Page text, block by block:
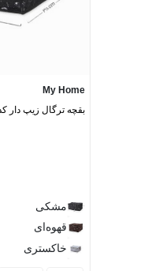
My Home
بقچه ترگال زیپ دار کد 430 طرح
مشکی
قهوه‌ای
خاکستری